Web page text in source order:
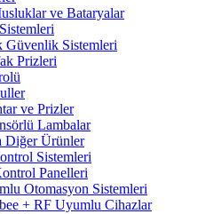
ve Bataryalar
Güvenlik Sistemleri
Prizleri
ve Prizler
Lambalar
Diğer Ürünler
Sistemleri
Panelleri
Otomasyon Sistemleri
+ RF Uyumlu Cihazlar